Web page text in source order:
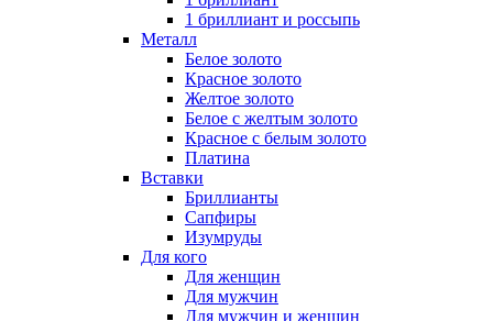
1 бриллиант и россыпь
Металл
Белое золото
Красное золото
Желтое золото
Белое с желтым золото
Красное с белым золото
Платина
Вставки
Бриллианты
Сапфиры
Изумруды
Для кого
Для женщин
Для мужчин
Для мужчин и женщин